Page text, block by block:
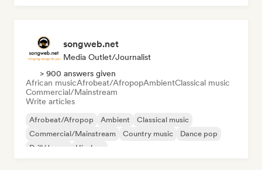
songweb.net
Media Outlet/Journalist
> 900 answers given
African musicAfrobeat/AfropopAmbientClassical music
Commercial/Mainstream
Write articles
Afrobeat/Afropop Ambient
Classical music
Commercial/Mainstream
Country music
Dance pop
Drill/Jersey
Hip-hop